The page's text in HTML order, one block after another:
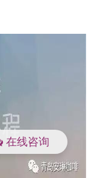
在线咨询